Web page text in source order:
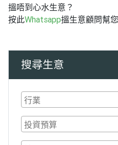
搵唔到心水生意？
按此Whatsapp搵生意顧問幫您
搜尋生意